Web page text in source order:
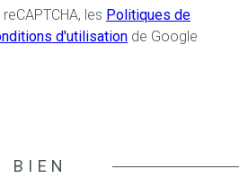
les Politiques de
d'utilisation de Google
BIEN